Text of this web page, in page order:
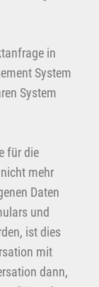
in
System
System
für die
mehr
Daten
und
ist dies
mit
dann,